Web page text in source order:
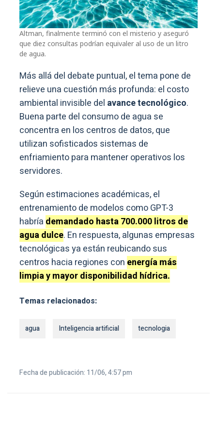
Altman, finalmente terminó con el misterio y aseguró
que diez consultas podrían equivaler al uso de un litro
de agua.
Más allá del debate puntual, el tema pone de
relieve una cuestión más profunda: el costo
ambiental invisible del avance tecnológico.
Buena parte del consumo de agua se
concentra en los centros de datos, que
utilizan sofisticados sistemas de
enfriamiento para mantener operativos los
servidores.
Según estimaciones académicas, el
entrenamiento de modelos como GPT-3
habría demandado hasta 700.000 litros de
agua dulce. En respuesta, algunas empresas
tecnológicas ya están reubicando sus
centros hacia regiones con energía más
limpia y mayor disponibilidad hídrica.
Temas relacionados:
agua Inteligencia artificial tecnologia
Fecha de publicación: 11/06, 4:57 pm